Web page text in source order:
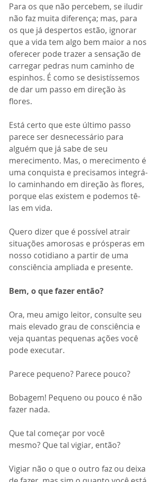
Para os que não percebem, se iludir
não faz muita diferença; mas, para
os que já despertos estão, ignorar
que a vida tem algo bem maior a nos
oferecer pode trazer a sensação de
carregar pedras num caminho de
espinhos. É como se desistíssemos
de dar um passo em direção às
flores.
Está certo que este último passo
parece ser desnecessário para
alguém que já sabe de seu
merecimento. Mas, o merecimento é
uma conquista e precisamos integrá-
lo caminhando em direção às flores,
porque elas existem e podemos tê-
las em vida.
Quero dizer que é possível atrair
situações amorosas e prósperas em
nosso cotidiano a partir de uma
consciência ampliada e presente.
Bem, o que fazer então?
Ora, meu amigo leitor, consulte seu
mais elevado grau de consciência e
veja quantas pequenas ações você
pode executar.
Parece pequeno? Parece pouco?
Bobagem! Pequeno ou pouco é não
fazer nada.
Que tal começar por você
mesmo? Que tal vigiar, então?
Vigiar não o que o outro faz ou deixa